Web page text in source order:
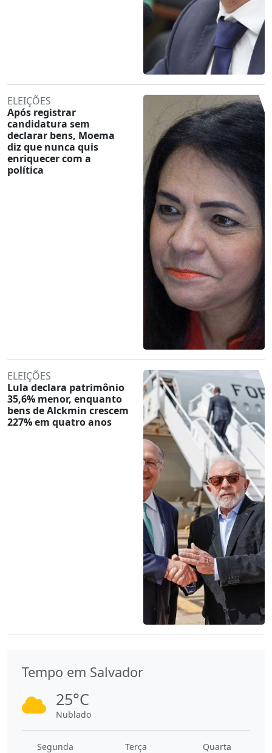
ELEIÇÕES
Após registrar
candidatura sem
declarar bens, Moema
diz que nunca quis
enriquecer com a
política
ELEIÇÕES
Lula declara patrimônio
35,6% menor, enquanto
bens de Alckmin crescem
227% em quatro anos
Tempo em Salvador
25°C
Nublado
Segunda Terça Quarta